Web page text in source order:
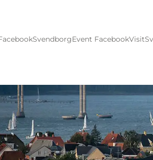
SvendborgEvent Facebook